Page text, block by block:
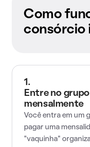
Como
consórcio
1.
Entre no
mensalmente
Você entra em um
pagar uma
"vaquinha"